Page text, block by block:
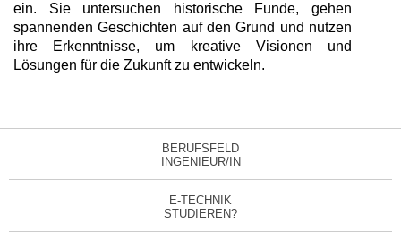
ein. Sie untersuchen historische Funde, gehen
spannenden Geschichten auf den Grund und nutzen
ihre Erkenntnisse, um kreative Visionen und
Lösungen für die Zukunft zu entwickeln.
BERUFSFELD
INGENIEUR/IN
E-TECHNIK
STUDIEREN?